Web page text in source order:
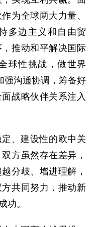
为全球两大力量、
多边主义和自由贸
推动和平解决国际
球性挑战，做世界
强沟通协调，筹备好
战略伙伴关系注入
、建设性的欧中关
方虽然存在差异，
分歧、增进理解，
共同努力，推动新
功。